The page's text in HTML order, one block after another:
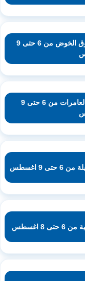
عروض مارك اند سيف للتسوق الخوض من 6 حتى 9
عروض نستو هايبر ماركت العامرات من 6 حتى 9
9 اغسطس
اغسطس